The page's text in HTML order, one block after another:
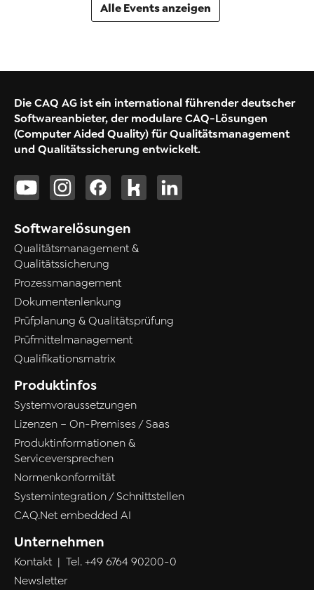
Alle Events anzeigen
Die CAQ AG ist ein international führender deutscher
Softwareanbieter, der modulare CAQ-Lösungen
(Computer Aided Quality) für Qualitätsmanagement
und Qualitätssicherung entwickelt.
Softwarelösungen
Qualitätsmanagement &
Qualitätssicherung
Prozessmanagement
Dokumentenlenkung
Prüfplanung & Qualitätsprüfung
Prüfmittelmanagement
Qualifikationsmatrix
Produktinfos
Systemvoraussetzungen
Lizenzen – On-Premises / Saas
Produktinformationen &
Serviceversprechen
Normenkonformität
Systemintegration / Schnittstellen
CAQ.Net embedded AI
Unternehmen
Kontakt| Tel. +49 6764 90200-0
Newsletter